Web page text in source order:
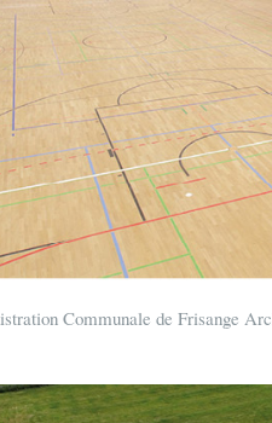
Communale de Frisange